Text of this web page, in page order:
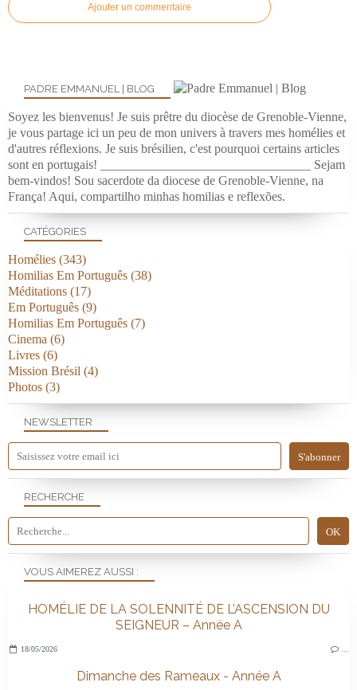
Ajouter un commentaire
NEWSLETTER
RECHERCHE
PADRE EMMANUEL | BLOG
Soyez les bienvenus! Je suis prêtre du diocèse de Grenoble-Vienne,
je vous partage ici un peu de mon univers à travers mes homélies et
d'autres réflexions. Je suis brésilien, c'est pourquoi certains articles
sont en portugais! _________________________________ Sejam
bem-vindos! Sou sacerdote da diocese de Grenoble-Vienne, na
França! Aqui, compartilho minhas homilias e reflexões.
VOUS AIMEREZ AUSSI :
HOMÉLIE DE LA SOLENNITÉ DE L’ASCENSION DU
SEIGNEUR – Année A
18/05/2026
Dimanche des Rameaux - Année A
CATÉGORIES
Homélies (343)
Homilias Em Português (38)
Méditations (17)
Em Português (9)
Homilias Em Português (7)
Cinema (6)
Livres (6)
Mission Brésil (4)
Photos (3)